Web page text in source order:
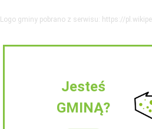
Logo gminy pobrano z serwisu: https://
Jesteś
GMINĄ?